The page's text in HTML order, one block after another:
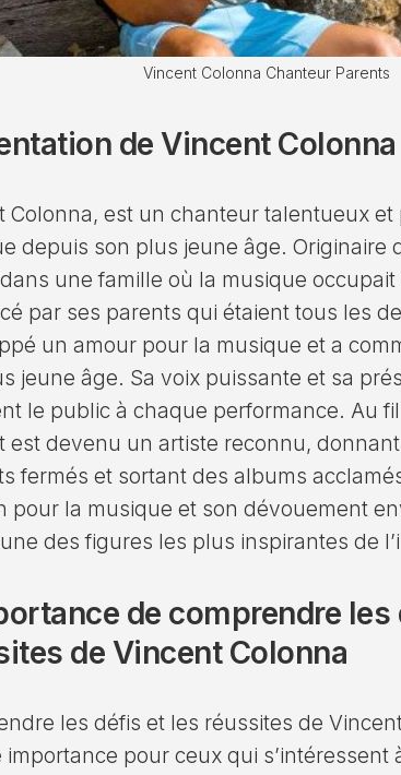
Vincent Colonna Chanteur Parents
de Vincent Colonna
Colonna, est un chanteur talentueux et
depuis son plus jeune âge. Originaire
une famille où la musique
par ses parents qui étaient tous les
un amour pour la musique et a
jeune âge. Sa voix puissante et sa
le public à chaque performance. Au
est devenu un artiste reconnu,
fermés et sortant des albums
pour la musique et son dévouement
des figures les plus inspirantes de
de comprendre
de Vincent Colonna
les défis et les réussites de
pour ceux qui s’intéressent